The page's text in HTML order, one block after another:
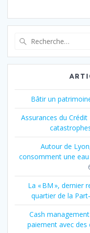
Bâtir un
Assurances du
Autour de
consomment une
La « BM », dernier
quartier de la
Cash
paiement avec